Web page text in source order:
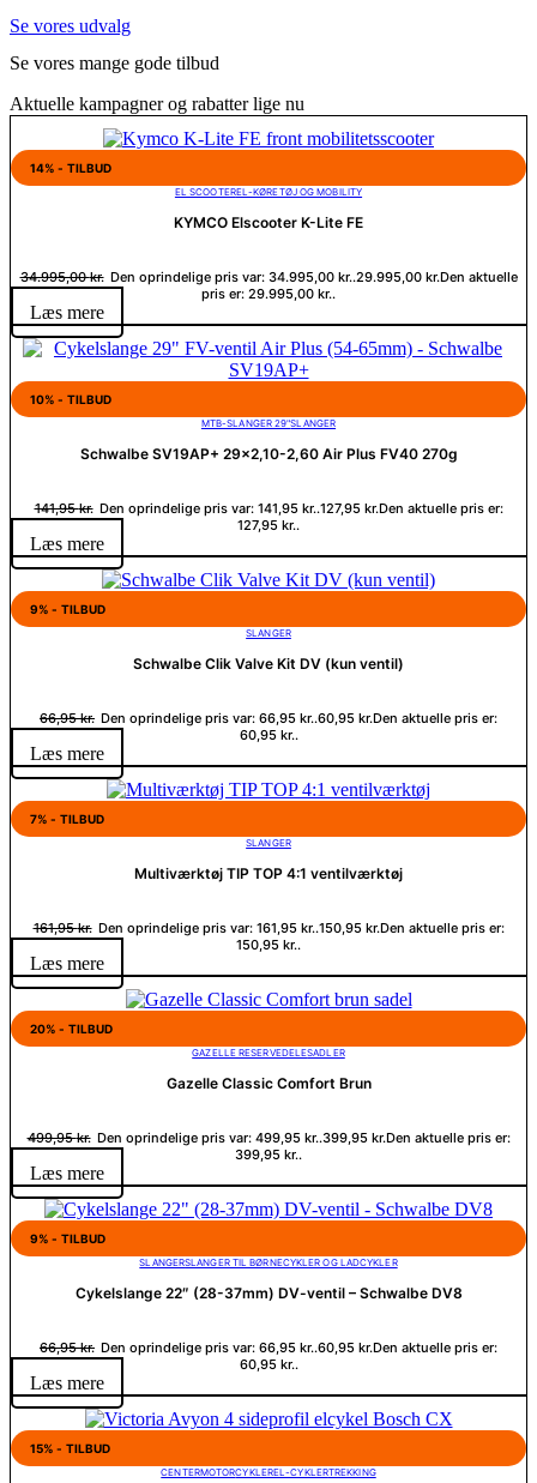
Se vores udvalg
Se vores mange gode tilbud
Aktuelle kampagner og rabatter lige nu
14% - TILBUD
EL SCOOTEREL-KØRETØJ OG MOBILITY
KYMCO Elscooter K-Lite FE
34.995,00kr. Den oprindelige pris var: 34.995,00 kr..29.995,00 kr.Den aktuelle
pris er: 29.995,00 kr..
Læs mere
10% - TILBUD
MTB-SLANGER 29"SLANGER
Schwalbe SV19AP+ 29×2,10-2,60 Air Plus FV40 270g
141,95kr. Den oprindelige pris var: 141,95 kr..127,95 kr.Den aktuelle pris er:
127,95 kr..
Læs mere
9% - TILBUD
SLANGER
Schwalbe Clik Valve Kit DV (kun ventil)
66,95kr. Den oprindelige pris var: 66,95 kr..60,95 kr.Den aktuelle pris er:
60,95 kr..
Læs mere
7% - TILBUD
SLANGER
Multiværktøj TIP TOP 4:1 ventilværktøj
161,95kr. Den oprindelige pris var: 161,95 kr..150,95 kr.Den aktuelle pris er:
150,95 kr..
Læs mere
20% - TILBUD
GAZELLE RESERVEDELESADLER
Gazelle Classic Comfort Brun
499,95kr. Den oprindelige pris var: 499,95 kr..399,95 kr.Den aktuelle pris er:
399,95 kr..
Læs mere
9% - TILBUD
SLANGERSLANGER TIL BØRNECYKLER OG LADCYKLER
Cykelslange 22″ (28-37mm) DV-ventil – Schwalbe DV8
66,95kr. Den oprindelige pris var: 66,95 kr..60,95 kr.Den aktuelle pris er:
60,95 kr..
Læs mere
15% - TILBUD
CENTERMOTORCYKLEREL-CYKLERTREKKING